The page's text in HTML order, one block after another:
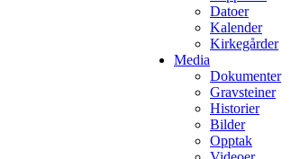
Datoer
Kalender
Kirkegårder
Media
Dokumenter
Gravsteiner
Historier
Bilder
Opptak